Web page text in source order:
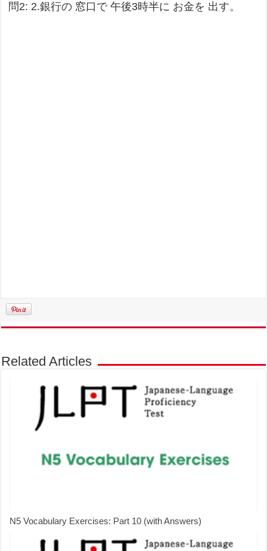
問2: 2.銀行の 窓口で 午後3時半に お金を 出す。
Related Articles
N5 Vocabulary Exercises: Part 10 (with Answers)